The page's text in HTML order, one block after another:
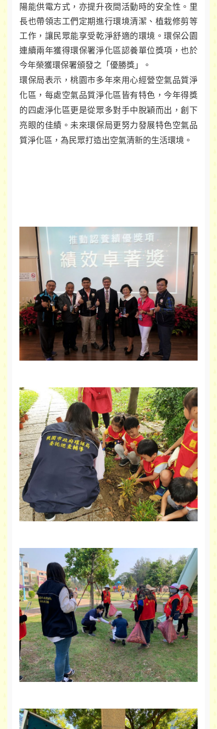
陽能供電方式，亦提升夜間活動時的安全性。里
長也帶領志工們定期進行環境清潔、植栽修剪等
工作，讓民眾能享受乾淨舒適的環境。環保公園
連續兩年獲得環保署淨化區認養單位獎項，也於
今年榮獲環保署頒發之「優勝獎」。
環保局表示，桃園市多年來用心經營空氣品質淨
化區，每處空氣品質淨化區皆有特色，今年得獎
的四處淨化區更是從眾多對手中脫穎而出，創下
亮眼的佳績。未來環保局更努力發展特色空氣品
質淨化區，為民眾打造出空氣清新的生活環境。